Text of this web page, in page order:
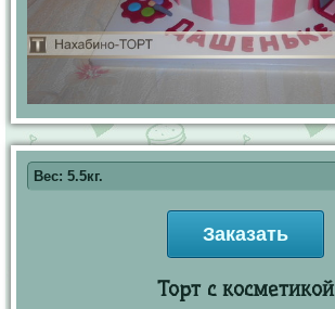
Вес: 5.5кг.
Заказать
Торт с косметикой